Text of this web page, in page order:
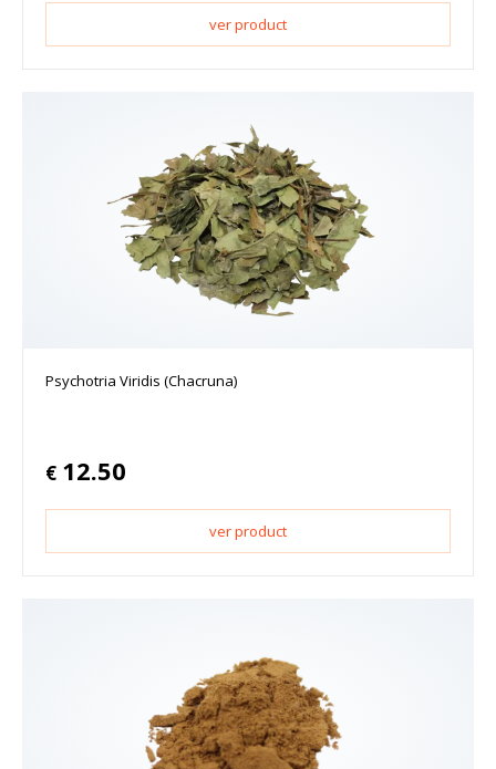
ver product
Psychotria Viridis (Chacruna)
€ 12.50
ver product